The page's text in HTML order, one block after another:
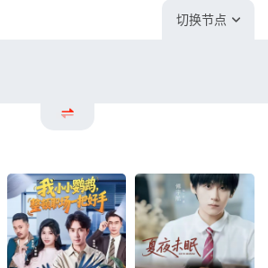
切换节点